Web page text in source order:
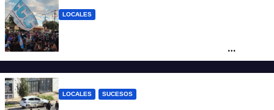
LOCALES
sociales y sindicales
LOCALES SUCESOS